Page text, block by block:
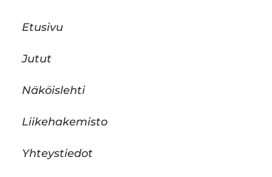
Etusivu
Jutut
Näköislehti
Liikehakemisto
Yhteystiedot